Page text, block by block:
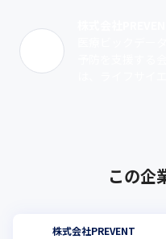
この企
株式会社PREVENT